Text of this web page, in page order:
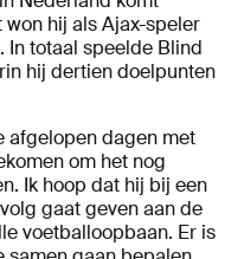
hij als Ajax-speler
In totaal speelde Blind
hij dertien doelpunten
afgelopen dagen met
om het nog
Ik hoop dat hij bij een
gaat geven aan de
voetballoopbaan. Er is